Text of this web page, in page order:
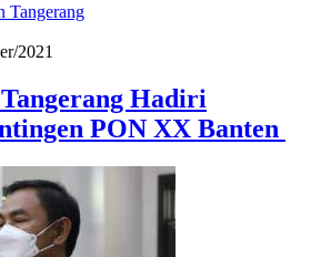
Tangerang
2021
Hadiri
PON XX Banten